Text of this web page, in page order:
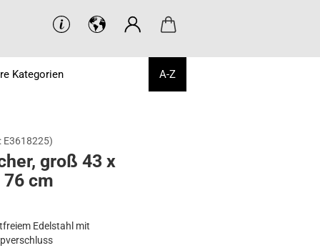
A-Z
Kategorien
E3618225)
groß 43 x
76 cm
Edelstahl mit